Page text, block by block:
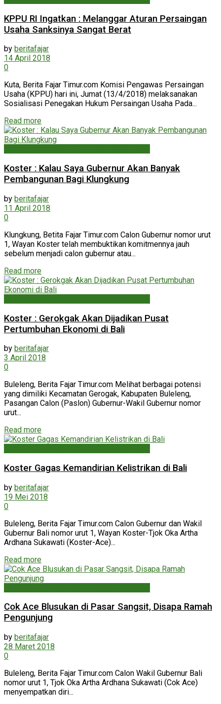
KPPU RI Ingatkan : Melanggar Aturan Persaingan
Usaha Sanksinya Sangat Berat
by beritafajar
14 April 2018
0
Kuta, Berita Fajar Timur.com Komisi Pengawas Persaingan
Usaha (KPPU) hari ini, Jumat (13/4/2018) melaksanakan
Sosialisasi Penegakan Hukum Persaingan Usaha Pada...
Read more
Koster : Kalau Saya Gubernur Akan Banyak
Pembangunan Bagi Klungkung
by beritafajar
11 April 2018
0
Klungkung, Betita Fajar Timur.com Calon Gubernur nomor urut
1, Wayan Koster telah membuktikan komitmennya jauh
sebelum menjadi calon gubernur atau...
Read more
Koster : Gerokgak Akan Dijadikan Pusat
Pertumbuhan Ekonomi di Bali
by beritafajar
3 April 2018
0
Buleleng, Berita Fajar Timur.com Melihat berbagai potensi
yang dimiliki Kecamatan Gerogak, Kabupaten Buleleng,
Pasangan Calon (Paslon) Gubernur-Wakil Gubernur nomor
urut...
Read more
Koster Gagas Kemandirian Kelistrikan di Bali
by beritafajar
19 Mei 2018
0
Buleleng, Berita Fajar Timur.com Calon Gubernur dan Wakil
Gubernur Bali nomor urut 1, Wayan Koster-Tjok Oka Artha
Ardhana Sukawati (Koster-Ace)...
Read more
Cok Ace Blusukan di Pasar Sangsit, Disapa Ramah
Pengunjung
by beritafajar
28 Maret 2018
0
Buleleng, Berita Fajar Timur.com Calon Wakil Gubernur Bali
nomor urut 1, Tjok Oka Artha Ardhana Sukawati (Cok Ace)
menyempatkan diri...